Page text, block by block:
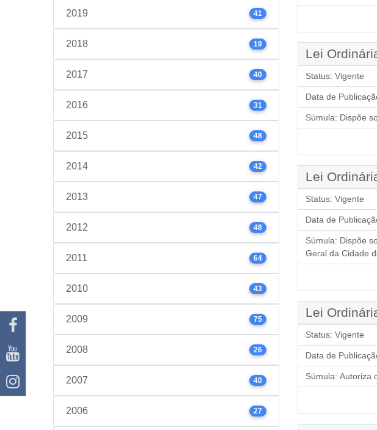
2019 41
2018 19
2017 40
2016 31
2015 48
2014 42
2013 47
2012 48
2011 64
2010 43
2009 75
2008 26
2007 40
2006 27
Lei
Status: Vigente
Data de
Súmula: Dispõe
Lei
Status: Vigente
Data de
Súmula: Dispõe
Geral da Cidade
Lei
Status: Vigente
Data de
Súmula: Autoriza